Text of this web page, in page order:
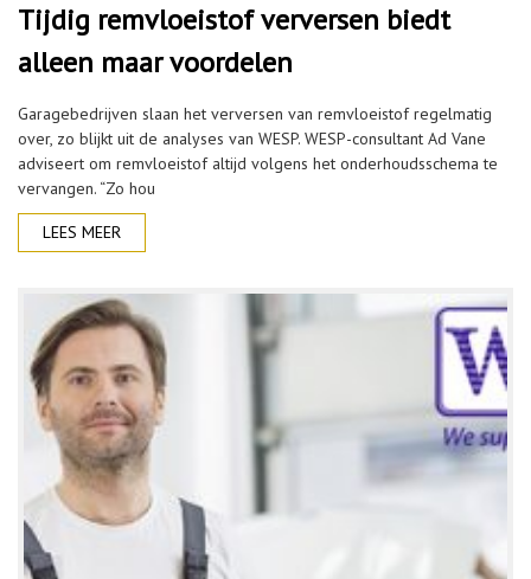
Tijdig remvloeistof verversen biedt
alleen maar voordelen
Garagebedrijven slaan het verversen van remvloeistof regelmatig
over, zo blijkt uit de analyses van WESP. WESP-consultant Ad Vane
adviseert om remvloeistof altijd volgens het onderhoudsschema te
vervangen. “Zo hou
LEES MEER